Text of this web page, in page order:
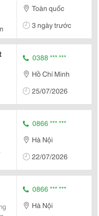
Toàn quốc
3 ngày trước
0388 *** ***
Hồ Chí Minh
25/07/2026
0866 *** ***
Hà Nội
22/07/2026
0866 *** ***
Hà Nội